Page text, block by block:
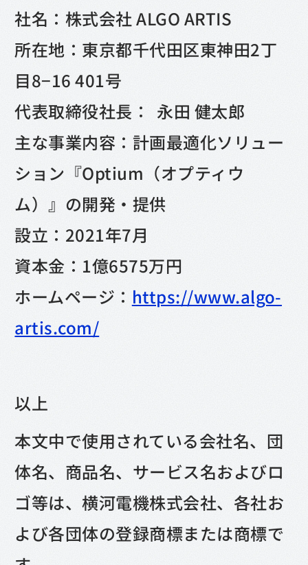
社名：株式会社 ALGO ARTIS
所在地：東京都千代田区東神田2丁
目8−16 401号
代表取締役社長： 永田 健太郎
主な事業内容：計画最適化ソリュー
ション『Optium（オプティウ
ム）』の開発・提供
設立：2021年7月
資本金：1億6575万円
ホームページ： https://www.algo-
artis.com/
以上
本文中で使用されている会社名、団
体名、商品名、サービス名およびロ
ゴ等は、横河電機株式会社、各社お
よび各団体の登録商標または商標で